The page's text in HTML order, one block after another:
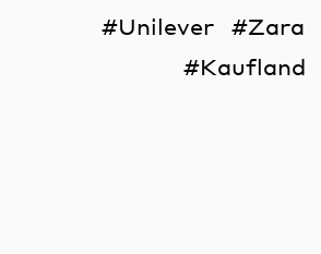
Unilever
Zara
Kaufland